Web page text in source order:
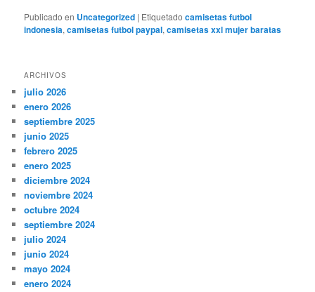
Publicado en Uncategorized | Etiquetado camisetas futbol
indonesia,camisetas futbol paypal,camisetas xxl mujer baratas
ARCHIVOS
julio 2026
enero 2026
septiembre 2025
junio 2025
febrero 2025
enero 2025
diciembre 2024
noviembre 2024
octubre 2024
septiembre 2024
julio 2024
junio 2024
mayo 2024
enero 2024